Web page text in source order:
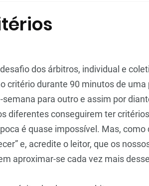
dos árbitros, individual e
critério durante 90 minutos de
semana para outro e assim por
diferentes conseguirem ter
é quase impossível. Mas,
e, acredite o leitor, que os
aproximar-se cada vez mais